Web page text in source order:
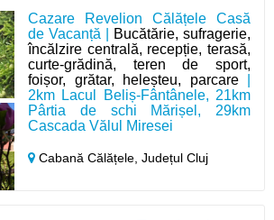
Cazare Revelion Călățele Casă
de Vacanță |
Bucătărie, sufragerie,
încălzire centrală, recepție, terasă,
curte-grădină, teren de sport,
foișor, grătar, heleșteu, parcare|
2km Lacul Beliș-Fântânele, 21km
Pârtia de schi Mărișel, 29km
Cascada Vălul Miresei
Cabană Călățele,Județul Cluj